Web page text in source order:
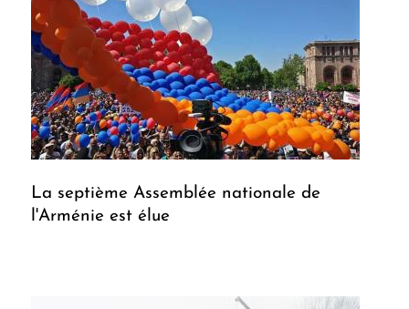
La septième Assemblée nationale de
l'Arménie est élue